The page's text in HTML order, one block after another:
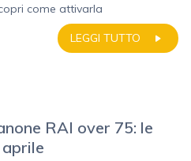
come attivarla
LEGGI TUTTO
RAI over 75: le